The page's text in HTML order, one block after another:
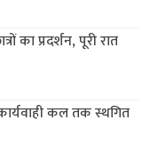
का प्रदर्शन, पूरी रात
कल तक स्थगित